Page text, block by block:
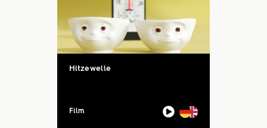
Hitzewelle
Film